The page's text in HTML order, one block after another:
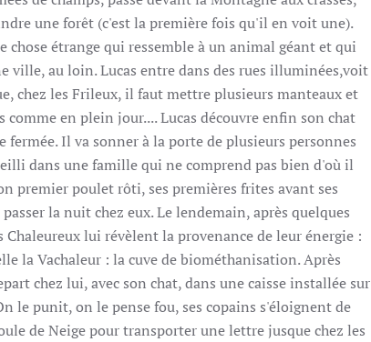
une forêt (c'est la première fois qu'il en voit une).
étrange qui ressemble à un animal géant et qui
ville, au loin. Lucas entre dans des rues illuminées,voit
chez les Frileux, il faut mettre plusieurs manteaux et
en plein jour.... Lucas découvre enfin son chat
Il va sonner à la porte de plusieurs personnes
dans une famille qui ne comprend pas bien d'où il
premier poulet rôti, ses premières frites avant ses
la nuit chez eux. Le lendemain, après quelques
lui révèlent la provenance de leur énergie :
la Vachaleur : la cuve de biométhanisation. Après
chez lui, avec son chat, dans une caisse installée sur
le punit, on le pense fou, ses copains s'éloignent de
de Neige pour transporter une lettre jusque chez les